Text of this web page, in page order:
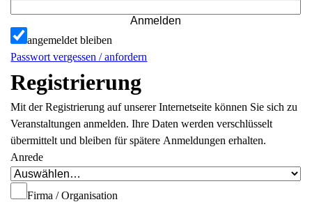
Anmelden
angemeldet bleiben
Passwort vergessen / anfordern
Registrierung
Mit der Registrierung auf unserer Internetseite können Sie sich zu
Veranstaltungen anmelden. Ihre Daten werden verschlüsselt
übermittelt und bleiben für spätere Anmeldungen erhalten.
Anrede
Firma / Organisation